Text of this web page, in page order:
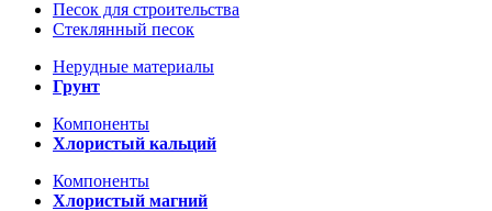
Песок для строительства
Стеклянный песок
Нерудные материалы
Грунт
Компоненты
Хлористый кальций
Компоненты
Хлористый магний